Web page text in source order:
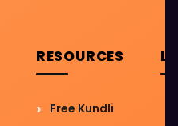
RESOURCES
Free Kundli